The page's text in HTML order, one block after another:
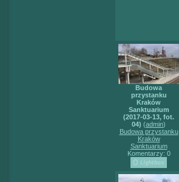
Budowa
przystanku
Kraków
Sanktuarium
(2017-03-13, fot.
04) (admin)
Budowa przystanku
Kraków
Sanktuarium
Komentarzy: 0